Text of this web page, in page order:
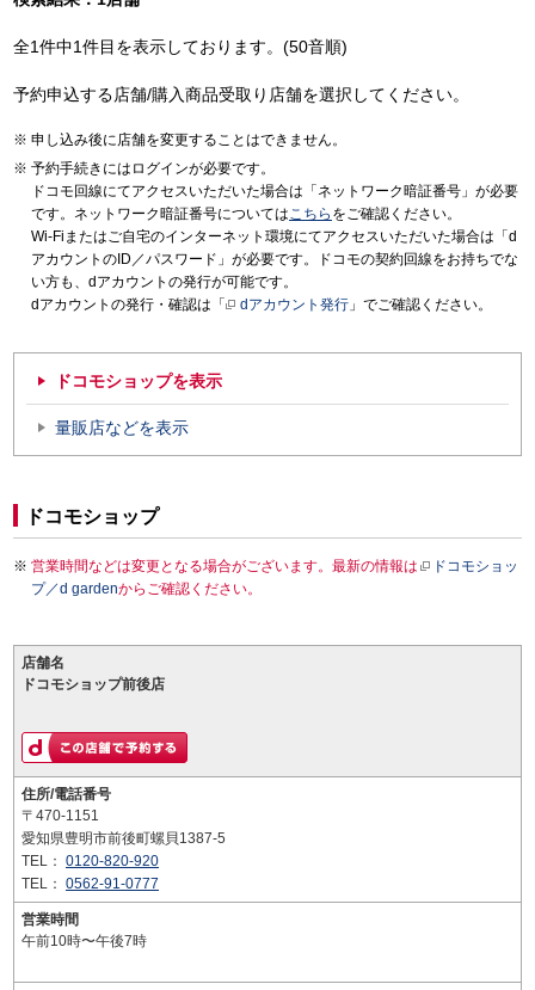
全1件中1件目を表示しております。(50音順)
予約申込する店舗/購入商品受取り店舗を選択してください。
申し込み後に店舗を変更することはできません。
予約手続きにはログインが必要です。
ドコモ回線にてアクセスいただいた場合は「ネットワーク暗証番号」が必要
です。ネットワーク暗証番号についてはこちら をご確認ください。
Wi-Fiまたはご自宅のインターネット環境にてアクセスいただいた場合は「d
アカウントのID／パスワード」が必要です。ドコモの契約回線をお持ちでな
い方も、dアカウントの発行が可能です。
dアカウントの発行・確認は「
dアカウント発行 」でご確認ください。
ドコモショップを表示
量販店などを表示
ドコモショップ
営業時間などは変更となる場合がございます。最新の情報は
ドコモショッ
プ／d gardenからご確認ください。
店舗名
ドコモショップ前後店
住所/電話番号
〒470-1151
愛知県豊明市前後町螺貝1387-5
TEL： 0120-820-920
TEL： 0562-91-0777
営業時間
午前10時〜午後7時